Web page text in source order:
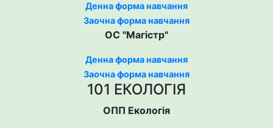
Денна форма навчання
Заочна форма навчання
ОС "Магістр"
Денна форма навчання
Заочна форма навчання
101 ЕКОЛОГІЯ
ОПП Екологія